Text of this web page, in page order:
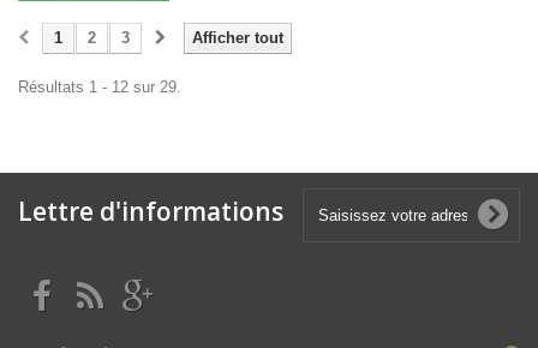
Afficher tout
1 2 3
Résultats 1 - 12 sur 29.
Lettre d'informations